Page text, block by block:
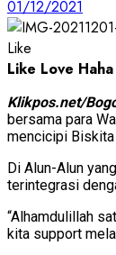
01/12/2021
Like
Like Love Haha
Klikpos.net/
bersama para
mencicipi Biskita
Di Alun-Alun
terintegrasi
“Alhamdulillah
kita support